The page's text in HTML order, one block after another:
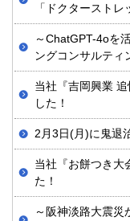
「ドクタースト
～ChatGPT-4oを
ングコンサルティ
当社『吉岡興業
した！
2月3日(月)に鬼退
当社『お餅つき大
た！
～阪神淡路大震